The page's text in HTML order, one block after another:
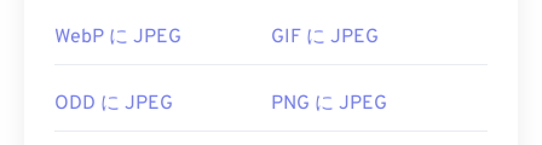
WebP に JPEG GIF に JPEG
ODD に JPEG PNG に JPEG